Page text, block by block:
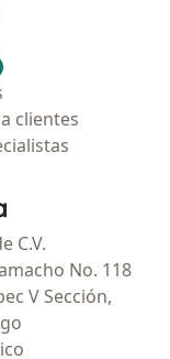
clientes
de inicio
C.V.
No. 118
V Sección,